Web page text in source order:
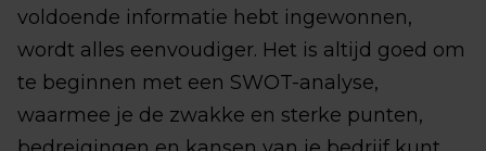
voldoende informatie hebt ingewonnen,
wordt alles eenvoudiger. Het is altijd goed om
te beginnen met een SWOT-analyse,
waarmee je de zwakke en sterke punten,